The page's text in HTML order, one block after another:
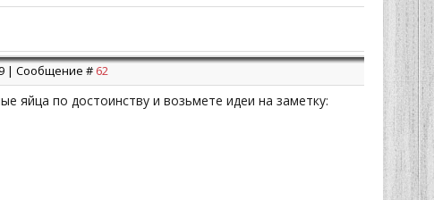
| Сообщение # 62
яйца по достоинству и возьмете идеи на заметку: